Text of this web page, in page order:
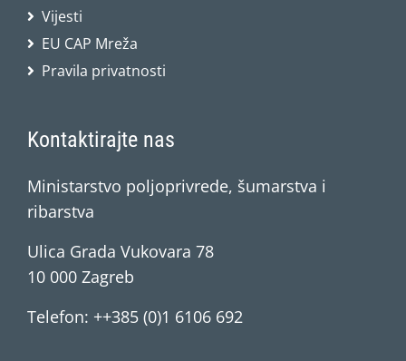
Vijesti
EU CAP Mreža
Pravila privatnosti
Kontaktirajte nas
Ministarstvo poljoprivrede, šumarstva i
ribarstva
Ulica Grada Vukovara 78
10 000 Zagreb
Telefon: ++385 (0)1 6106 692